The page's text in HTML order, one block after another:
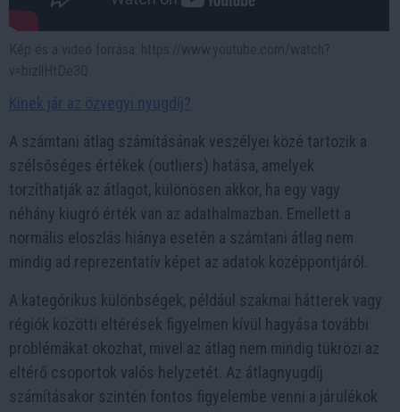
Kinek jár az özvegyi nyugdíj?
A számtani átlag számításának veszélyei közé tartozik a
szélsőséges értékek (outliers) hatása, amelyek
torzíthatják az átlagot, különösen akkor, ha egy vagy
néhány kiugró érték van az adathalmazban. Emellett a
normális eloszlás hiánya esetén a számtani átlag nem
mindig ad reprezentatív képet az adatok középpontjáról.
A kategórikus különbségek, például szakmai hátterek vagy
régiók közötti eltérések figyelmen kívül hagyása további
problémákat okozhat, mivel az átlag nem mindig tükrözi az
eltérő csoportok valós helyzetét. Az átlagnyugdíj
számításakor szintén fontos figyelembe venni a járulékok